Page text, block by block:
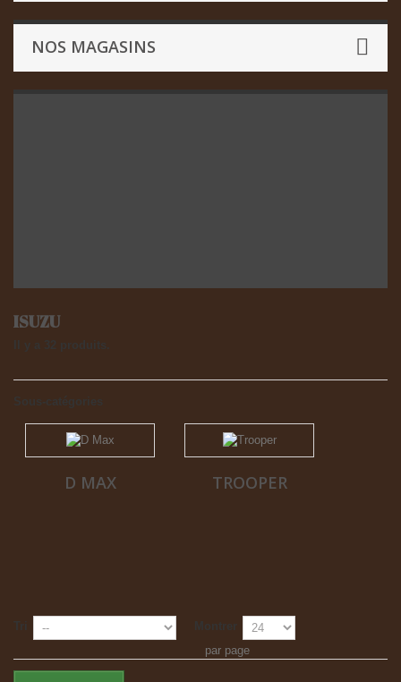
NOS MAGASINS
ISUZU
Sous-catégories
D MAX TROOPER
par page